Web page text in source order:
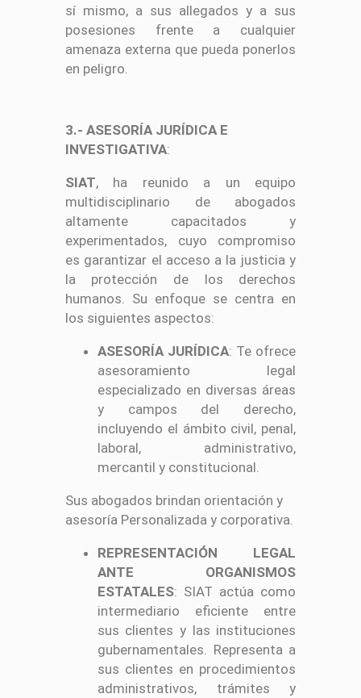
sí mismo, a sus allegados y a sus
posesiones frente a cualquier
amenaza externa que pueda ponerlos
en peligro.
3.- ASESORÍA JURÍDICA E
INVESTIGATIVA:
SIAT, ha reunido a un equipo
multidisciplinario de abogados
altamente capacitados y
experimentados, cuyo compromiso
es garantizar el acceso a la justicia y
la protección de los derechos
humanos. Su enfoque se centra en
los siguientes aspectos:
ASESORÍA JURÍDICA: Te ofrece
asesoramiento legal
especializado en diversas áreas
y campos del derecho,
incluyendo el ámbito civil, penal,
laboral, administrativo,
mercantil y constitucional.
Sus abogados brindan orientación y
asesoría Personalizada y corporativa.
REPRESENTACIÓN LEGAL
ANTE ORGANISMOS
ESTATALES: SIAT actúa como
intermediario eficiente entre
sus clientes y las instituciones
gubernamentales. Representa a
sus clientes en procedimientos
administrativos, trámites y